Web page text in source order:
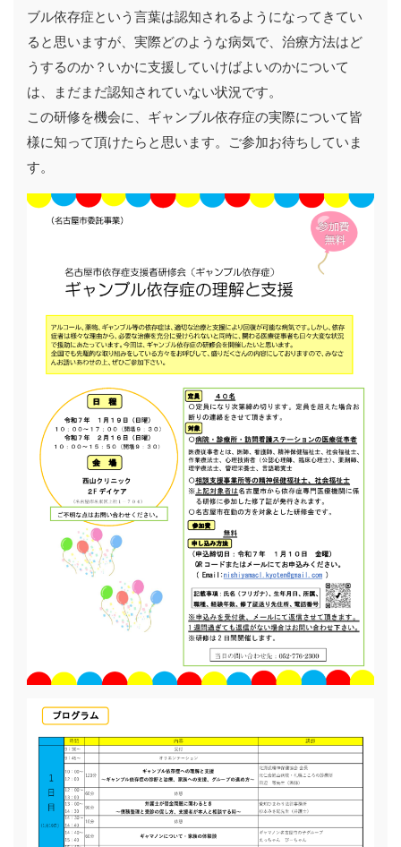
ブル依存症という言葉は認知されるようになってきてい
ると思いますが、実際どのような病気で、治療方法はど
うするのか？いかに支援していけばよいのかについて
は、まだまだ認知されていない状況です。
この研修を機会に、ギャンブル依存症の実際について皆
様に知って頂けたらと思います。ご参加お待ちしていま
す。